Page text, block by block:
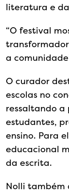
literatura e
“O festival
a
O curador
escolas no
ressaltando
estudantes,
ensino. Para
educacional
da escrita.
Nolli também